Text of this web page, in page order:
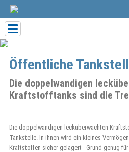
Toggle
Öffentliche
Die doppelwandigen
Kraftstofftanks sind die
Die doppelwandigen lecküberwachten
Tankstelle. In ihnen wird ein kleines
Kraftstoffen sicher gelagert - Grund genug